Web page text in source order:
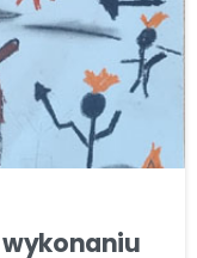
wykonaniu